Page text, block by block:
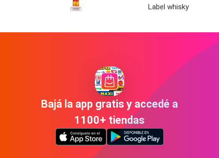
Label whisky
Bajá la app gratis y accedé a
1100+ tiendas